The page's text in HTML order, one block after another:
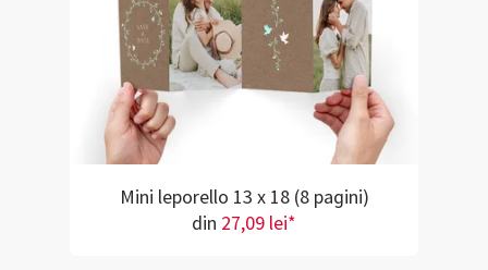
Mini leporello 13 x 18 (8 pagini)
din 27,09 lei*